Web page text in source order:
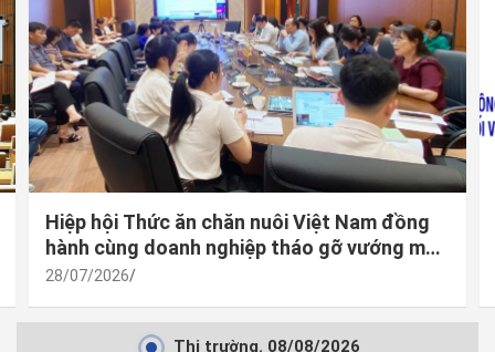
Hiệp hội Thức ăn chăn nuôi Việt Nam đồng
hành cùng doanh nghiệp tháo gỡ vướng mắc
trong thực thi quy định mới về công bố hợp
28/07/2026
Thị trường. 08/08/2026